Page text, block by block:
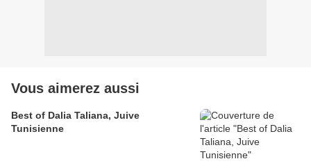
Vous aimerez aussi
Best of Dalia Taliana, Juive
Tunisienne